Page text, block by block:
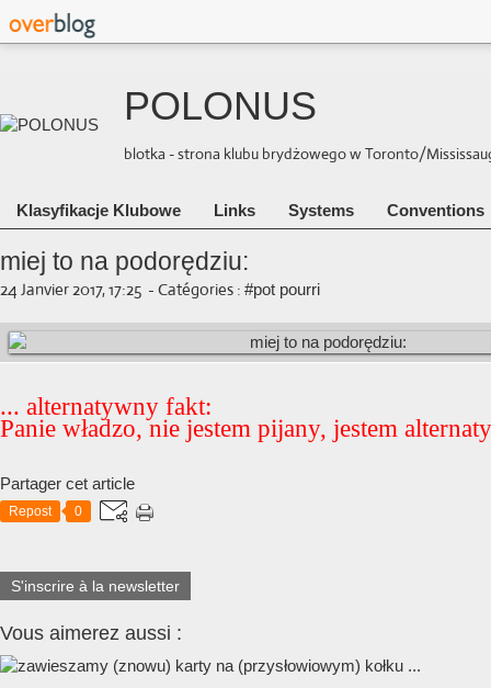
POLONUS
blotka - strona klubu brydżowego w Toronto/
Klasyfikacje Klubowe Links Systems Conventions
miej to na podorędziu:
24 Janvier 2017, 17:25 - Catégories : #pot pourri
... alternatywny fakt:
Panie władzo, nie jestem pijany, jestem
Partager cet article
Repost 0
S'inscrire à la newsletter
Vous aimerez aussi :